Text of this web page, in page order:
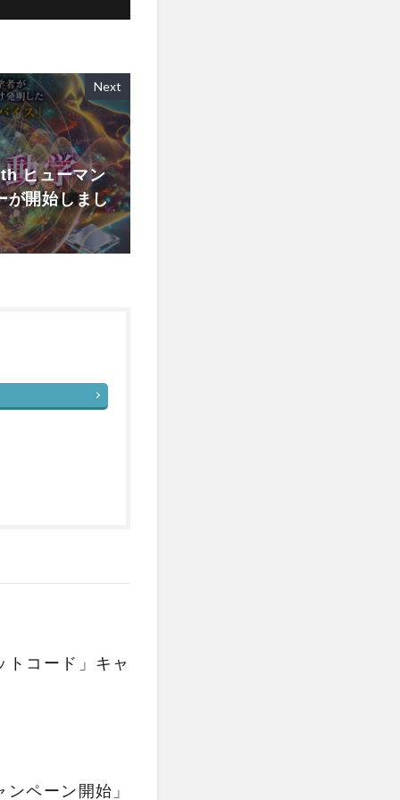
Next
ヒューマン
が開始しまし
コード」キャ
ペーン開始」